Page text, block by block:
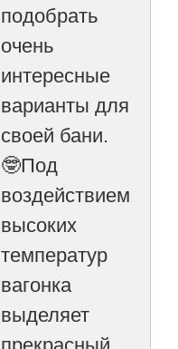
подобрать
очень
интересные
варианты для
своей бани.
🤓Под
воздействием
высоких
температур
вагонка
выделяет